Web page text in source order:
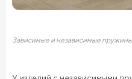
Зависимые и независимые